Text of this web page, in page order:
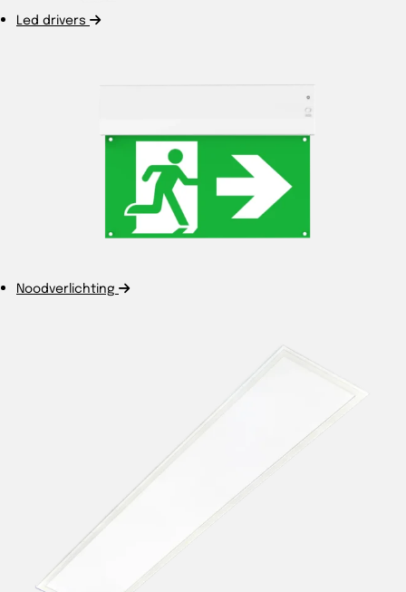
Led drivers
Noodverlichting